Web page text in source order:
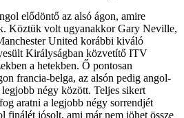
elődöntő az alsó ágon, amire
Köztük volt ugyanakkor Gary Neville,
United korábbi kiváló
Királyságban közvetítő ITV
a hetekben. Ő pontosan
francia-belga, az alsón pedig angol-
négy között. Teljes sikert
aratni a legjobb négy sorrendjét
finálét jósolt, ami már nem jöhet össze